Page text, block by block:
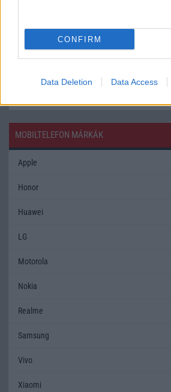
CONFIRM
Data Deletion Data Access
felszereltségû változat!
Limited Edition Nincs
MOBILTELEFON MÁRKÁK
Apple
Honor
Huawei
LG
Motorola
Nokia
Realme
Samsung
Vivo
Xiaomi